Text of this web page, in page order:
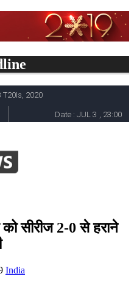
सीरीज 2-0 से हराने
India